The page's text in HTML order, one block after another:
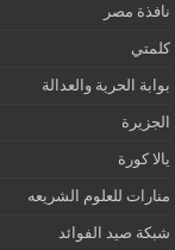
نافذة مصر
كلمتي
بوابة الحرية والعدالة
الجزيرة
يالا كورة
منارات للعلوم الشريعه
شبكة صيد الفوائد